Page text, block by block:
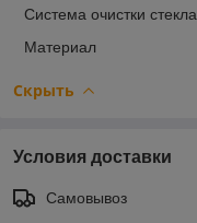
Система очистки стекла
Материал
Скрыть
Условия доставки
Самовывоз